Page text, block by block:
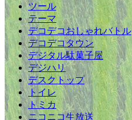
ツール
テーマ
デコデコおしゃれバトル
デコデコタウン
デジタル駄菓子屋
デジハリ
デスクトップ
トイレ
トミカ
ニコニコ生放送